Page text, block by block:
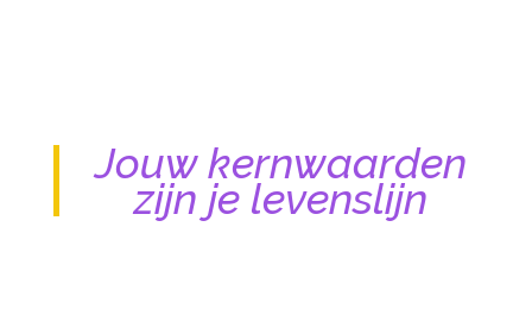
Jouw kernwaarden
zijn je levenslijn